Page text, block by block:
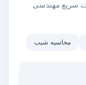
سریع مهندسی
محاسبه شیب